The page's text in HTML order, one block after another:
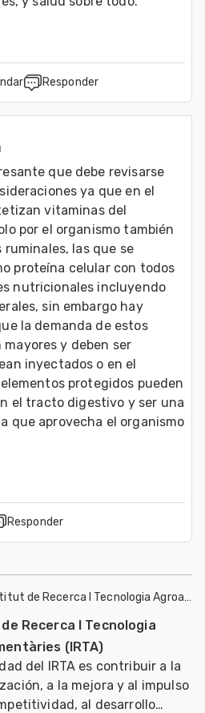
Responder
que debe revisarse
ya que en el
vitaminas del
por el organismo también
ruminales, las que se
proteína celular con todos
nutricionales incluyendo
sin embargo hay
la demanda de estos
y deben ser
inyectados o en el
protegidos pueden
el tracto digestivo y ser una
que aprovecha el organismo
Responder
de Recerca I Tecnologia
Recerca I Tecnologia
(IRTA)
del IRTA es contribuir a la
a la mejora y al impulso
al desarrollo